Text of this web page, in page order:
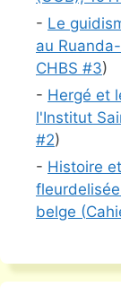
- Le
au
CHBS #3)
- Hergé et
l'Institut
#2)
- Histoire
belge (